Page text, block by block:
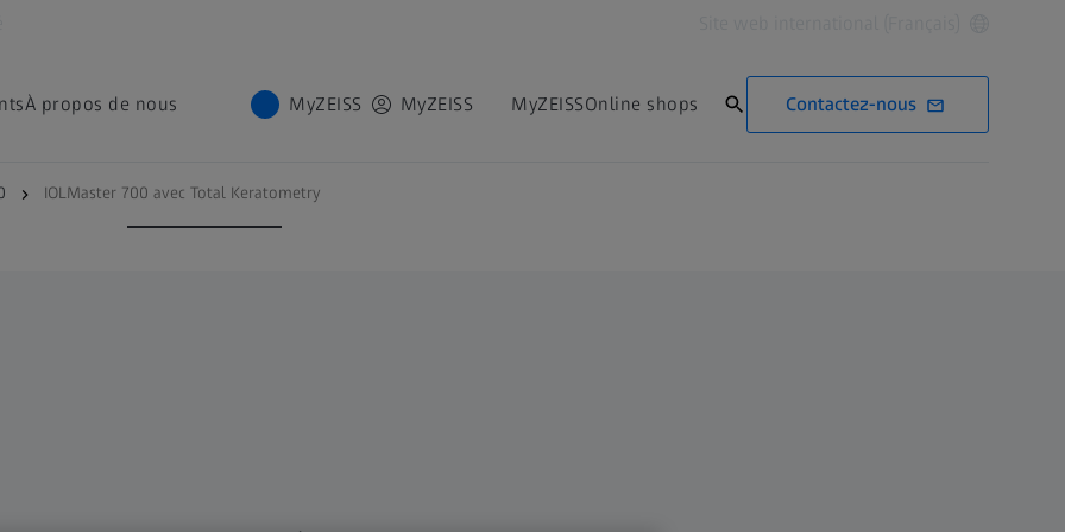
À propos de nous MyZEISS MyZEISS MyZEISSOnline shops Contactez-nous
IOLMaster 700 avec Total Keratometry
Total Keratometry